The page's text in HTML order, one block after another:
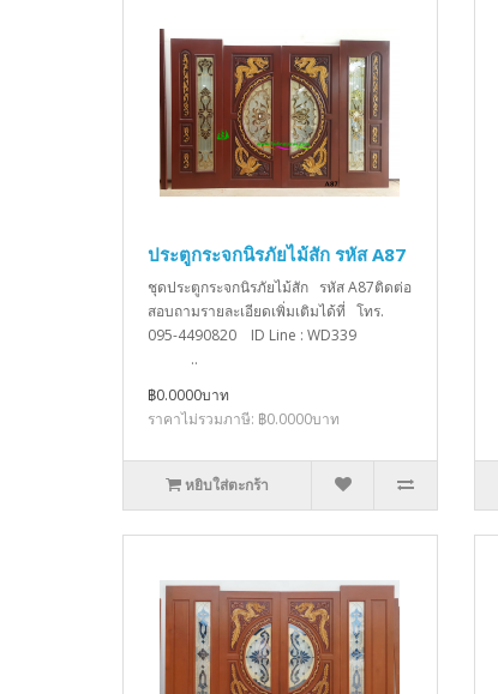
ประตูกระจกนิรภัยไม้สัก รหัส A87
ชุดประตูกระจกนิรภัยไม้สัก รหัส A87ติดต่อ
สอบถามรายละเอียดเพิ่มเติมได้ที่ โทร.
095-4490820 ID Line : WD339
..
฿0.0000บาท
ราคาไม่รวมภาษี: ฿0.0000บาท
หยิบใส่ตะกร้า